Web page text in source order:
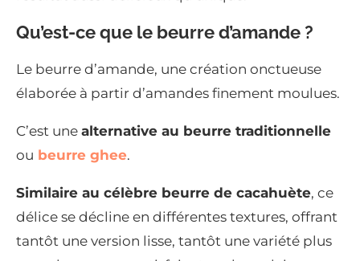
Qu’est-ce que le beurre d’amande ?
Le beurre d’amande, une création onctueuse
élaborée à partir d’amandes finement moulues.
C’est une alternative au beurre traditionnelle
ou beurre ghee.
Similaire au célèbre beurre de cacahuète, ce
délice se décline en différentes textures, offrant
tantôt une version lisse, tantôt une variété plus